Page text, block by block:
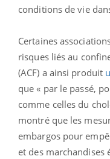
conditions de vie
Certaines
risques liés au
(ACF) a ainsi produit
que « par le passé,
comme celles du
montré que les
embargos pour
et des